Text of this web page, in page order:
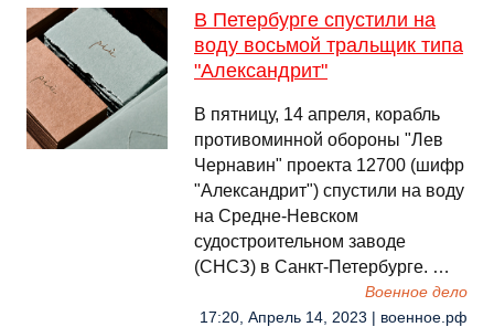
В Петербурге спустили на
воду восьмой тральщик типа
"Александрит"
В пятницу, 14 апреля, корабль
противоминной обороны "Лев
Чернавин" проекта 12700 (шифр
"Александрит") спустили на воду
на Средне-Невском
судостроительном заводе
(СНСЗ) в Санкт-Петербурге. …
Военное дело
17:20, Апрель 14, 2023 | военное.рф